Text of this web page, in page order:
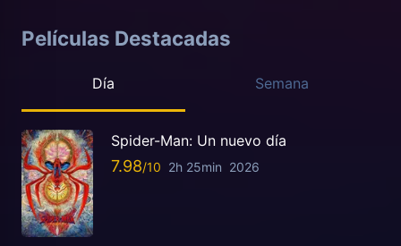
Películas Destacadas
Día Semana
Spider-Man: Un nuevo día
7.98 2h 25min 2026